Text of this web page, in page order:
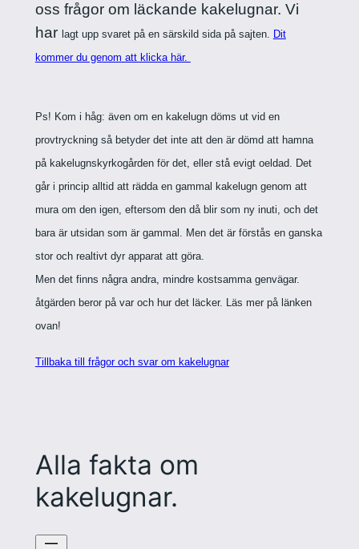
oss frågor om läckande kakelugnar. Vi
har lagt upp svaret på en särskild sida på sajten. Dit
kommer du genom att klicka här.
Ps! Kom i håg: även om en kakelugn döms ut vid en
provtryckning så betyder det inte att den är dömd att hamna
på kakelugnskyrkogården för det, eller stå evigt oeldad. Det
går i princip alltid att rädda en gammal kakelugn genom att
mura om den igen, eftersom den då blir som ny inuti, och det
bara är utsidan som är gammal. Men det är förstås en ganska
stor och realtivt dyr apparat att göra.
Men det finns några andra, mindre kostsamma genvägar.
åtgärden beror på var och hur det läcker. Läs mer på länken
ovan!
Tillbaka till frågor och svar om kakelugnar
Alla fakta om
kakelugnar.